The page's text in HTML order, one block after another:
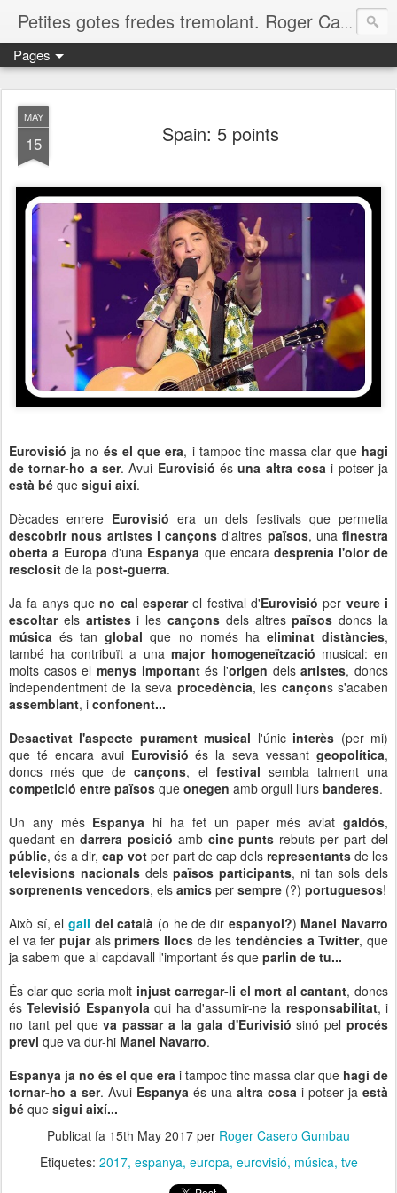
Petites gotes fredes tremolant. Roger Casero Gumbau. Girona
Pages
MAY
15 Spain: 5 points
Eurovisió ja noés el que era, i tampoc tinc massa clar que hagi
de tornar-ho a ser. Avui Eurovisió ésuna altra cosai potser ja
està bé que sigui així.
Dècades enrere Eurovisió era un dels festivals que permetia
descobrir nous artistes i cançons d'altres països, una finestra
oberta a Europad'una Espanya que encara desprenia l'olor de
resclosit de la post-guerra.
Ja fa anys queno cal esperarel festival d'Eurovisió per veure i
escoltarels artistesi les cançons dels altrespaïsos doncs la
música és tanglobal que no només ha eliminat distàncies,
també ha contribuït a unamajor homogeneïtzació musical: en
molts casos el menys importantés l'origen delsartistes, doncs
independentment de la seva procedència, les cançons s'acaben
assemblant, i confonent...
Desactivat l'aspecte purament musical l'únicinterès (per mi)
que té encara avui Eurovisió és la seva vessantgeopolítica,
doncs més que decançons, el festival sembla talment una
competició entre països que onegen amb orgull llurs banderes.
Un any més Espanya hi ha fet un paper més aviatgaldós,
quedant en darrera posició amb cinc punts rebuts per part del
públic, és a dir, cap vot per part de cap dels representants de les
televisions nacionalsdelspaïsos participants, ni tan sols dels
sorprenents vencedors, els amics per sempre (?) portuguesos!
Això sí, el gall del català (o he de dir espanyol?) Manel Navarro
el va fer pujaralsprimers llocs de lestendències a Twitter, que
ja sabem que al capdavall l'important és que parlin de tu...
És clar que seria molt injust carregar-li el mort al cantant, doncs
ésTelevisió Espanyolaqui ha d'assumir-ne la responsabilitat, i
no tant pel queva passar a la gala d'Eurivisiósinó pelprocés
previ que va dur-hi Manel Navarro.
Espanya ja no és el que era i tampoc tinc massa clar que hagi de
tornar-ho a ser. Avui Espanya és una altra cosa i potser ja està
bé que sigui així...
Publicat fa 15th May 2017 per Roger Casero Gumbau
Etiquetes: 2017 espanya europa eurovisió música tve